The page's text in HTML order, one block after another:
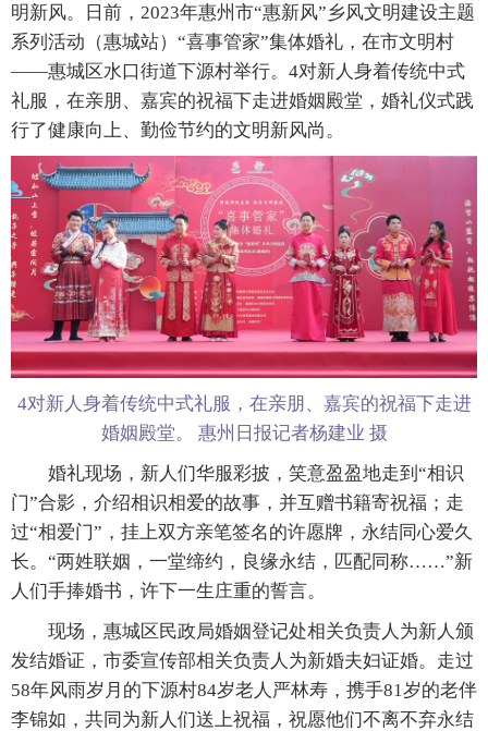
明新风。日前，2023年惠州市“惠新风”乡风文明建设主题
系列活动（惠城站）“喜事管家”集体婚礼，在市文明村
——惠城区水口街道下源村举行。4对新人身着传统中式
礼服，在亲朋、嘉宾的祝福下走进婚姻殿堂，婚礼仪式践
行了健康向上、勤俭节约的文明新风尚。
4对新人身着传统中式礼服，在亲朋、嘉宾的祝福下走进
婚姻殿堂。 惠州日报记者杨建业 摄
婚礼现场，新人们华服彩披，笑意盈盈地走到“相识
门”合影，介绍相识相爱的故事，并互赠书籍寄祝福；走
过“相爱门”，挂上双方亲笔签名的许愿牌，永结同心爱久
长。“两姓联姻，一堂缔约，良缘永结，匹配同称……”新
人们手捧婚书，许下一生庄重的誓言。
现场，惠城区民政局婚姻登记处相关负责人为新人颁
发结婚证，市委宣传部相关负责人为新婚夫妇证婚。走过
58年风雨岁月的下源村84岁老人严林寿，携手81岁的老伴
李锦如，共同为新人们送上祝福，祝愿他们不离不弃永结